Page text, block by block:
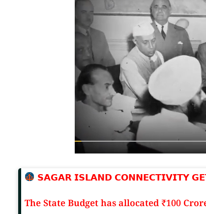
𝗦𝗔𝗚𝗔𝗥 𝗜𝗦𝗟𝗔𝗡𝗗 𝗖𝗢𝗡𝗡𝗘𝗖𝗧𝗜𝗩𝗜𝗧𝗬
The State Budget has allocated ₹100